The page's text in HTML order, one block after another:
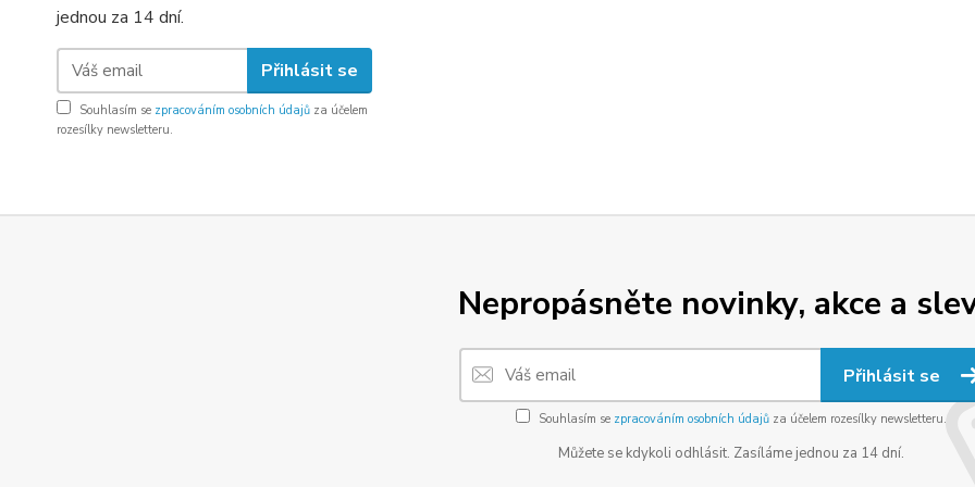
jednou za 14 dní.
Přihlásit se
Souhlasím se zpracováním osobních údajů za účelem
rozesílky newsletteru.
Nepropásněte novinky, akce a
Přihlásit se
Souhlasím se zpracováním osobních údajů za účelem rozesílky newsletteru.
Můžete se kdykoli odhlásit. Zasíláme jednou za 14 dní.